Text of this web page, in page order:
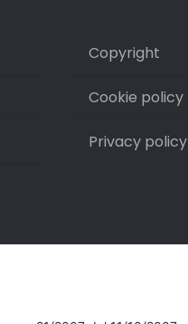
Copyright
Cookie policy
Privacy policy